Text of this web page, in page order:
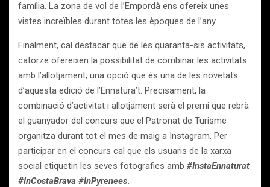
família. La zona de vol de l’Empordà ens ofereix unes
vistes increïbles durant totes les èpoques de l’any.
Finalment, cal destacar que de les quaranta-sis activitats,
catorze ofereixen la possibilitat de combinar les activitats
amb l’allotjament; una opció que és una de les novetats
d’aquesta edició de l’Ennatura’t. Precisament, la
combinació d’activitat i allotjament serà el premi que rebrà
el guanyador del concurs que el Patronat de Turisme
organitza durant tot el mes de maig a Instagram. Per
participar en el concurs cal que els usuaris de la xarxa
social etiquetin les seves fotografies amb #InstaEnnaturat
#InCostaBrava #InPyrenees.